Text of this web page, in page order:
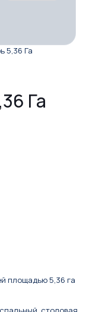
5,36 Га
Га
площадью 5,36 га